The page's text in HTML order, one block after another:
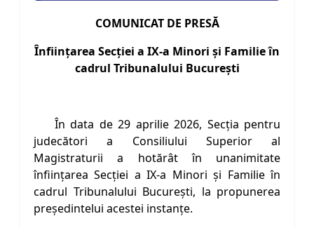
COMUNICAT DE PRESĂ
Înființarea Secției a IX-a Minori și Familie în
cadrul Tribunalului București
În data de 29 aprilie 2026, Secția pentru
judecători a Consiliului Superior al
Magistraturii a hotărât în unanimitate
înființarea Secției a IX-a Minori și Familie în
cadrul Tribunalului București, la propunerea
președintelui acestei instanțe.